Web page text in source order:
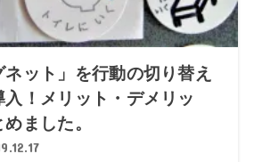
ネット」を行動の切り替え
！メリット・デメリッ
ました。